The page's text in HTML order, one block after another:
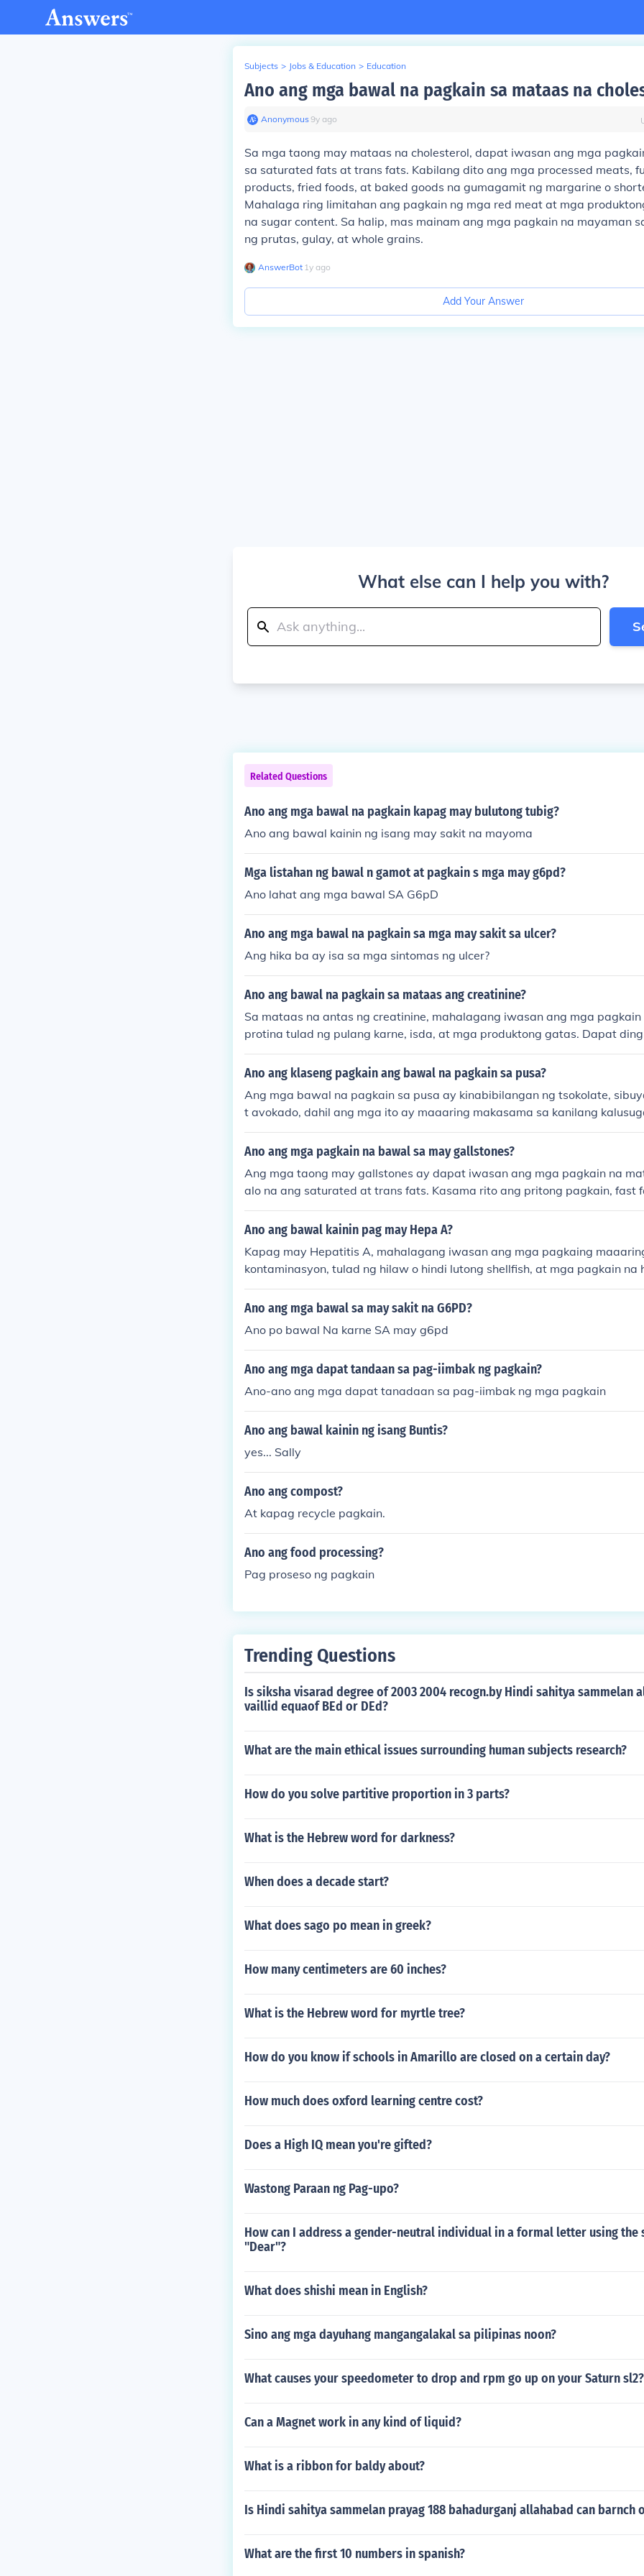
Subjects > Jobs & Education > Education
Ano ang mga bawal na pagkain sa mataas na
Anonymous∙9y ago
Sa mga taong may mataas na cholesterol, dapat iwasan ang mga
sa saturated fats at trans fats. Kabilang dito ang mga processed meats,
products, fried foods, at baked goods na gumagamit ng margarine o
Mahalaga ring limitahan ang pagkain ng mga red meat at mga
na sugar content. Sa halip, mas mainam ang mga pagkain na mayaman
ng prutas, gulay, at whole grains.
AnswerBot∙ 1y ago
Add Your Answer
What else can I help you with?
Related Questions
Ano ang mga bawal na pagkain kapag may bulutong tubig?
Ano ang bawal kainin ng isang may sakit na mayoma
Mga listahan ng bawal n gamot at pagkain s mga may g6pd?
Ano lahat ang mga bawal SA G6pD
Ano ang mga bawal na pagkain sa mga may sakit sa ulcer?
Ang hika ba ay isa sa mga sintomas ng ulcer?
Ano ang bawal na pagkain sa mataas ang creatinine?
Sa mataas na antas ng creatinine, mahalagang iwasan ang mga
protina tulad ng pulang karne, isda, at mga produktong gatas. Dapat
mga pagkaing may mataas na sodium, tulad ng mga processed foods at
maaari itong magpataas ng presyon ng dugo at magpahirap sa mga
as, at mga soft drink. Mahalaga ang konsultasyon sa doktor o dietitian
gabay sa pagkain.
Ano ang klaseng pagkain ang bawal na pagkain sa pusa?
Ang mga bawal na pagkain sa pusa ay kinabibilangan ng tsokolate,
t avokado, dahil ang mga ito ay maaaring makasama sa kanilang
ang mga pagkain na mataas sa taba at asin, pati na rin ang gatas at
airy, dahil maraming pusa ang lactose intolerant. Mahalaga ring huwag
ang digestive system.
Ano ang mga pagkain na bawal sa may gallstones?
Ang mga taong may gallstones ay dapat iwasan ang mga pagkain na
alo na ang saturated at trans fats. Kasama rito ang pritong pagkain, fast
ocessed snacks. Dapat ding limitahan ang pagkonsumo ng mga
at inumin, pati na rin ang mga mataas sa kolesterol tulad ng red meat at
ay, at whole grains.
Ano ang bawal kainin pag may Hepa A?
Kapag may Hepatitis A, mahalagang iwasan ang mga pagkaing
kontaminasyon, tulad ng hilaw o hindi lutong shellfish, at mga pagkain na
maayos. Dapat ding iwasan ang mga pagkaing may mataas na fat
s na pagkain, dahil maaaring magpalala ng sintomas. Siguraduhing laging
Ano ang mga bawal sa may sakit na G6PD?
Ano po bawal Na karne SA may g6pd
Ano ang mga dapat tandaan sa pag-iimbak ng pagkain?
Ano-ano ang mga dapat tanadaan sa pag-iimbak ng mga pagkain
Ano ang bawal kainin ng isang Buntis?
yes... Sally
Ano ang compost?
At kapag recycle pagkain.
Ano ang food processing?
Pag proseso ng pagkain
Trending Questions
Is siksha visarad degree of 2003 2004 recogn.by Hindi sahitya sammelan
vaillid equaof BEd or DEd?
What are the main ethical issues surrounding human subjects research?
How do you solve partitive proportion in 3 parts?
What is the Hebrew word for darkness?
When does a decade start?
What does sago po mean in greek?
How many centimeters are 60 inches?
What is the Hebrew word for myrtle tree?
How do you know if schools in Amarillo are closed on a certain day?
How much does oxford learning centre cost?
Does a High IQ mean you're gifted?
Wastong Paraan ng Pag-upo?
How can I address a gender-neutral individual in a formal letter using the
"Dear"?
What does shishi mean in English?
Sino ang mga dayuhang mangangalakal sa pilipinas noon?
What causes your speedometer to drop and rpm go up on your Saturn sl2?
Can a Magnet work in any kind of liquid?
What is a ribbon for baldy about?
Is Hindi sahitya sammelan prayag 188 bahadurganj allahabad can barnch
What are the first 10 numbers in spanish?